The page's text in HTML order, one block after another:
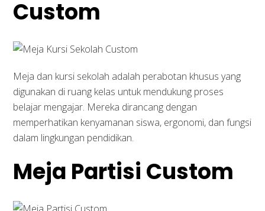
Custom
Meja dan kursi sekolah adalah perabotan khusus yang
digunakan di ruang kelas untuk mendukung proses
belajar mengajar. Mereka dirancang dengan
memperhatikan kenyamanan siswa, ergonomi, dan fungsi
dalam lingkungan pendidikan.
Meja Partisi Custom